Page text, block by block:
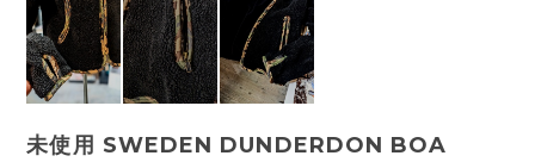
未使用 SWEDEN DUNDERDON BOA